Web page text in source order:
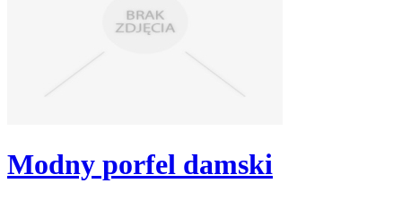
Modny porfel damski